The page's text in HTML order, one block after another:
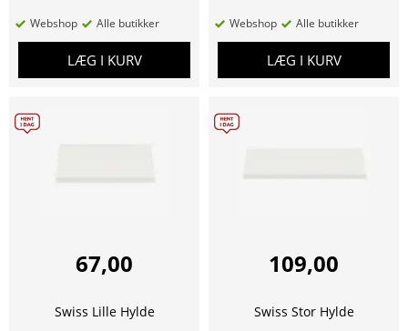
Webshop Alle butikker
LÆG I KURV
Webshop Alle butikker
LÆG I KURV
67,00
Swiss Lille Hylde
109,00
Swiss Stor Hylde